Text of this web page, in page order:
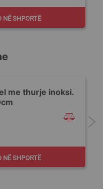
NË SHPORTË
me thurje inoksi.
NË SHPORTË